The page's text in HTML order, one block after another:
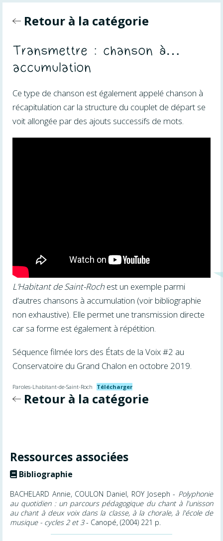
Retour à la catégorie
Transmettre : chanson à…
accumulation
Ce type de chanson est également appelé chanson à
récapitulation car la structure du couplet de départ se
voit allongée par des ajouts successifs de mots.
L’Habitant de Saint-Roch est un exemple parmi
d’autres chansons à accumulation (voir bibliographie
non exhaustive). Elle permet une transmission directe
car sa forme est également à répétition.
Séquence filmée lors des États de la Voix #2 au
Conservatoire du Grand Chalon en octobre 2019.
Paroles-Lhabitant-de-Saint-Roch Télécharger
Retour à la catégorie
Ressources associées
Bibliographie
BACHELARD Annie, COULON Daniel, ROY Joseph - Polyphonie
au quotidien : un parcours pédagogique du chant à l'unisson
au chant à deux voix dans la classe, à la chorale, à l'école de
musique - cycles 2 et 3- Canopé, (2004) 221 p.